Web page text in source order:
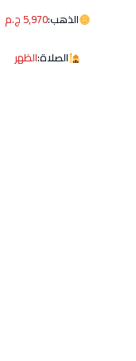
الذهب:5,970 ج.م
الصلاة:الظهر